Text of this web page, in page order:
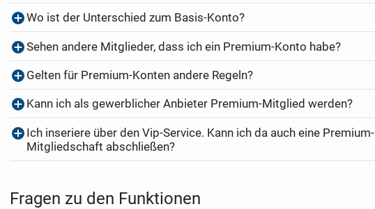
Wo ist der Unterschied zum Basis-Konto?
Sehen andere Mitglieder, dass ich ein Premium-Konto habe?
Gelten für Premium-Konten andere Regeln?
Kann ich als gewerblicher Anbieter Premium-Mitglied werden?
Ich inseriere über den Vip-Service. Kann ich da auch eine Premium-
Mitgliedschaft abschließen?
Fragen zu den Funktionen